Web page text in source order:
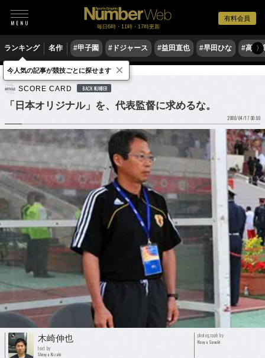
有料会員
毎日6時・11時・17時更新
ランキング 名作 #甲子園 #ドジャース #益田直也 #早田ひな #高木
〉
サッカー サッカー日本代表
SCORE CARD BACK NUMBER
「日本オリジナル」を、代表監督に求めるな。
2008/04/17 00:00
木崎伸也
text by
Shinya Kizaki
photograph by
Naoya Sanuki
今人気の記事が競技ごとに探せます ×